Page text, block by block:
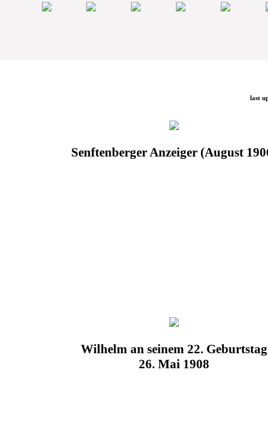
last
Senftenberger Anzeiger (August
Wilhelm an seinem 22. Geburtstag
26. Mai 1908